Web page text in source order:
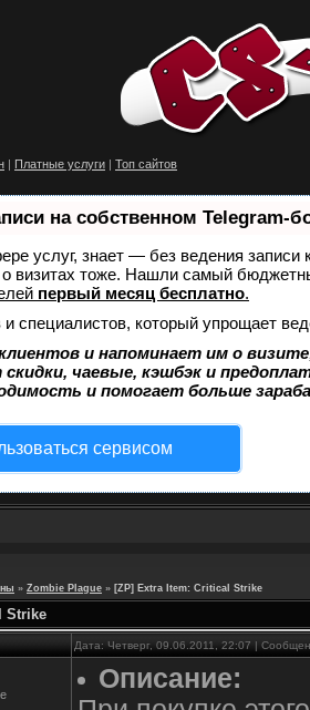
| Платные услуги | Топ сайтов
на собственном Telegram-
услуг, знает — без ведения
о визитах тоже. Нашли самый
первый месяц бесплатно.
специалистов, который упрощает
и напоминает им о
скидки, чаевые, кэшбэк и
и помогает больше
сервисом
» Zombie Plague » [ZP] Extra Item: Critical Strike
Strike
Дата: Четверг, 09.06.2011, 22:07 |
Описание: